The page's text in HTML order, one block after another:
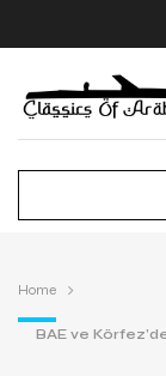
Home
BAE ve